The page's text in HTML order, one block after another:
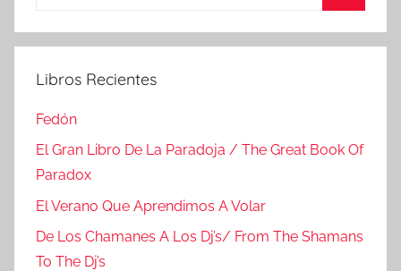
Libros Recientes
Fedón
El Gran Libro De La Paradoja / The Great Book Of
Paradox
El Verano Que Aprendimos A Volar
De Los Chamanes A Los Dj’s/ From The Shamans
To The Dj’s